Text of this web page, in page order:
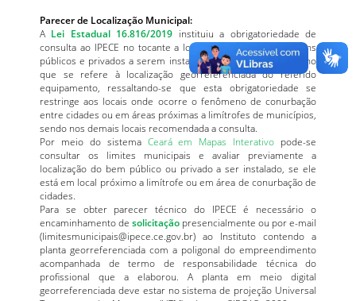
Parecer de Localização Municipal:
A Lei Estadual 16.816/2019 instituiu a obrigatoriedade de
consulta ao IPECE no tocante a localização municipal de bens
públicos e privados a serem instalados no estado do Ceará no
que se refere à localização georreferenciada do referido
equipamento, ressaltando-se que esta obrigatoriedade se
restringe aos locais onde ocorre o fenômeno de conurbação
entre cidades ou em áreas próximas a limítrofes de municípios,
sendo nos demais locais recomendada a consulta.
Por meio do sistema Ceará em Mapas Interativo pode-se
consultar os limites municipais e avaliar previamente a
localização do bem público ou privado a ser instalado, se ele
está em local próximo a limítrofe ou em área de conurbação de
cidades.
Para se obter parecer técnico do IPECE é necessário o
encaminhamento de solicitação presencialmente ou por e-mail
(limitesmunicipais@ipece.ce.gov.br) ao Instituto contendo a
planta georreferenciada com a poligonal do empreendimento
acompanhada de termo de responsabilidade técnica do
profissional que a elaborou. A planta em meio digital
georreferenciada deve estar no sistema de projeção Universal